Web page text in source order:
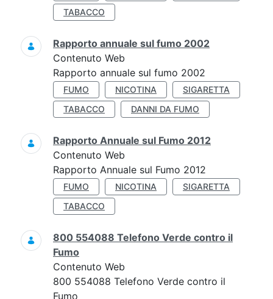
TABACCO
Rapporto annuale sul fumo 2002
Contenuto Web
Rapporto annuale sul fumo 2002
FUMO NICOTINA
SIGARETTA
TABACCO
DANNI DA FUMO
Rapporto Annuale sul Fumo 2012
Contenuto Web
Rapporto Annuale sul Fumo 2012
FUMO NICOTINA
SIGARETTA
TABACCO
800 554088 Telefono Verde contro il
Fumo
Contenuto Web
800 554088 Telefono Verde contro il
Fumo